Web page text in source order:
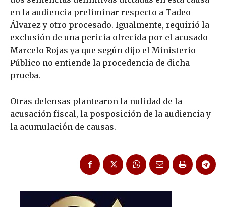
en la audiencia preliminar respecto a Tadeo
Álvarez y otro procesado. Igualmente, requirió la
exclusión de una pericia ofrecida por el acusado
Marcelo Rojas ya que según dijo el Ministerio
Público no entiende la procedencia de dicha
prueba.
Otras defensas plantearon la nulidad de la
acusación fiscal, la posposición de la audiencia y
la acumulación de causas.